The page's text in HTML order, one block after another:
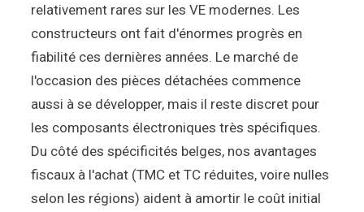
relativement rares sur les VE modernes. Les
constructeurs ont fait d'énormes progrès en
fiabilité ces dernières années. Le marché de
l'occasion des pièces détachées commence
aussi à se développer, mais il reste discret pour
les composants électroniques très spécifiques.
Du côté des spécificités belges, nos avantages
fiscaux à l'achat (TMC et TC réduites, voire nulles
selon les régions) aident à amortir le coût initial